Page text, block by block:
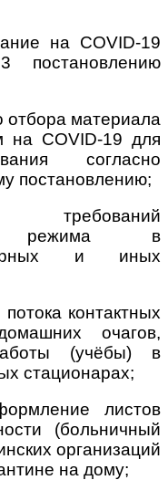
на COVID-19
постановлению
отбора материала
на COVID-19 для
согласно
постановлению;
режима в
и иных
контактных
очагов,
(учёбы) в
стационарах;
листов
(больничный
организаций
на дому;